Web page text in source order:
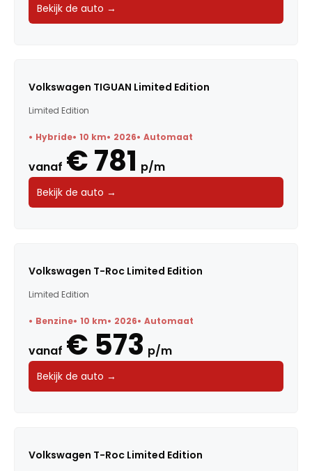
Bekijk de auto →
Volkswagen TIGUAN Limited Edition
Limited Edition
Hybride 10 km 2026 Automaat
vanaf € 781 p/m
Bekijk de auto →
Volkswagen T-Roc Limited Edition
Limited Edition
Benzine 10 km 2026 Automaat
vanaf € 573 p/m
Bekijk de auto →
Volkswagen T-Roc Limited Edition